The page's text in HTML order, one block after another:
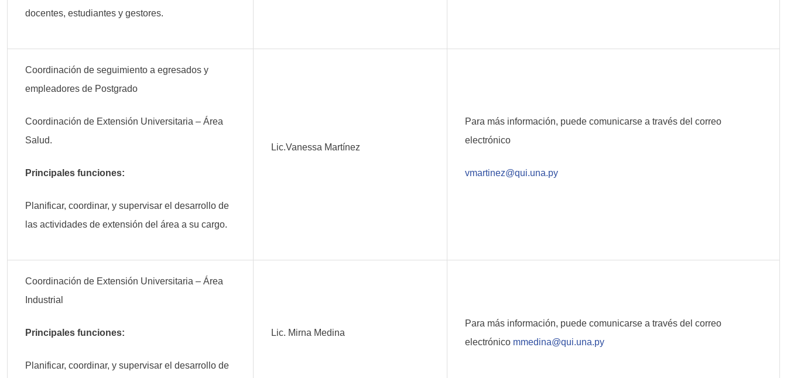
docentes, estudiantes y gestores.
Coordinación de seguimiento a egresados y
empleadores de Postgrado
Coordinación de Extensión Universitaria – Área
Salud.
Principales funciones:
Planificar, coordinar, y supervisar el desarrollo de
las actividades de extensión del área a su cargo.
Lic.Vanessa Martínez
Para más información, puede comunicarse a través del correo
electrónico
vmartinez@qui.una.py
Coordinación de Extensión Universitaria – Área
Industrial
Principales funciones:
Planificar, coordinar, y supervisar el desarrollo de
Lic. Mirna Medina
Para más información, puede comunicarse a través del correo
electrónico mmedina@qui.una.py